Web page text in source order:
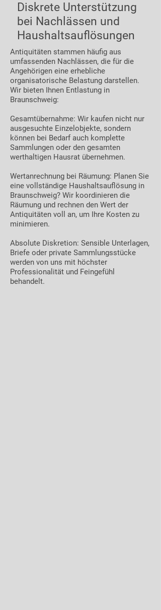
Diskrete Unterstützung
bei Nachlässen und
Haushaltsauflösungen
Antiquitäten stammen häufig aus
umfassenden Nachlässen, die für die
Angehörigen eine erhebliche
organisatorische Belastung darstellen.
Wir bieten Ihnen Entlastung in
Braunschweig:
Gesamtübernahme: Wir kaufen nicht nur
ausgesuchte Einzelobjekte, sondern
können bei Bedarf auch komplette
Sammlungen oder den gesamten
werthaltigen Hausrat übernehmen.
Wertanrechnung bei Räumung: Planen Sie
eine vollständige Haushaltsauflösung in
Braunschweig? Wir koordinieren die
Räumung und rechnen den Wert der
Antiquitäten voll an, um Ihre Kosten zu
minimieren.
Absolute Diskretion: Sensible Unterlagen,
Briefe oder private Sammlungsstücke
werden von uns mit höchster
Professionalität und Feingefühl
behandelt.